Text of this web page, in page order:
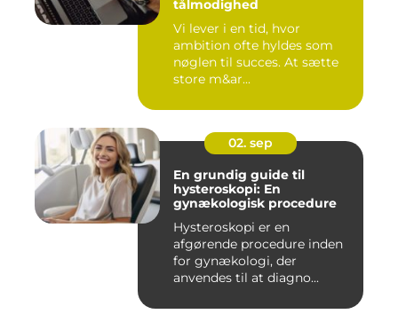
tålmodighed
Vi lever i en tid, hvor
ambition ofte hyldes som
nøglen til succes. At sætte
store m&ar...
02. sep
En grundig guide til
hysteroskopi: En
gynækologisk procedure
Hysteroskopi er en
afgørende procedure inden
for gynækologi, der
anvendes til at diagno...